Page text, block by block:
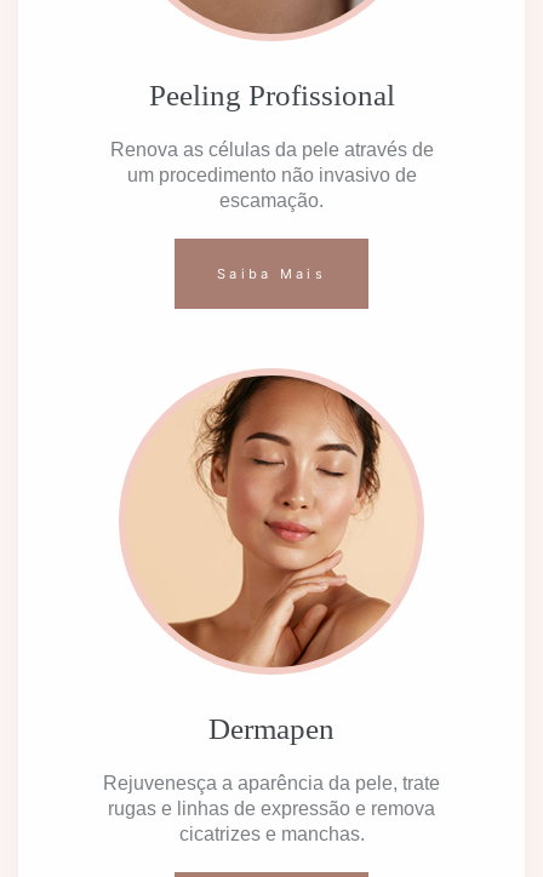
Peeling Profissional
Renova as células da pele através de
um procedimento não invasivo de
escamação.
Saiba Mais
Dermapen
Rejuvenesça a aparência da pele, trate
rugas e linhas de expressão e remova
cicatrizes e manchas.